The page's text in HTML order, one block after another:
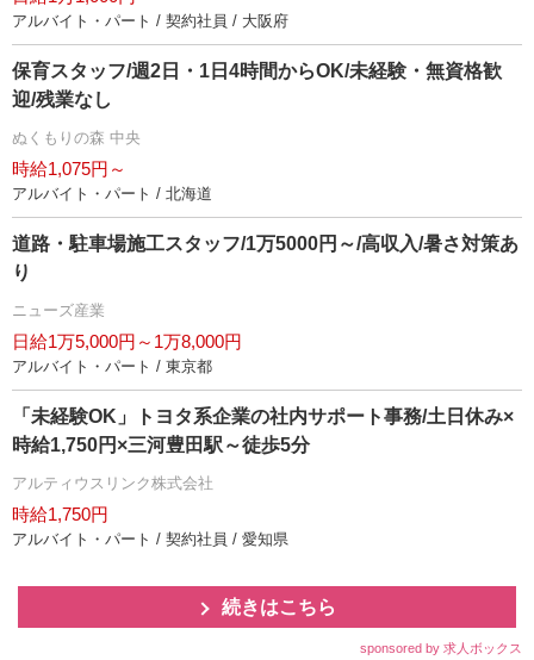
アルバイト・パート / 契約社員 / 大阪府
保育スタッフ/週2日・1日4時間からOK/未経験・無資格歓
迎/残業なし
ぬくもりの森 中央
時給1,075円～
アルバイト・パート / 北海道
道路・駐車場施工スタッフ/1万5000円～/高収入/暑さ対策あ
り
ニューズ産業
日給1万5,000円～1万8,000円
アルバイト・パート / 東京都
「未経験OK」トヨタ系企業の社内サポート事務/土日休み×
時給1,750円×三河豊田駅～徒歩5分
アルティウスリンク株式会社
時給1,750円
アルバイト・パート / 契約社員 / 愛知県
続きはこちら
sponsored by 求人ボックス